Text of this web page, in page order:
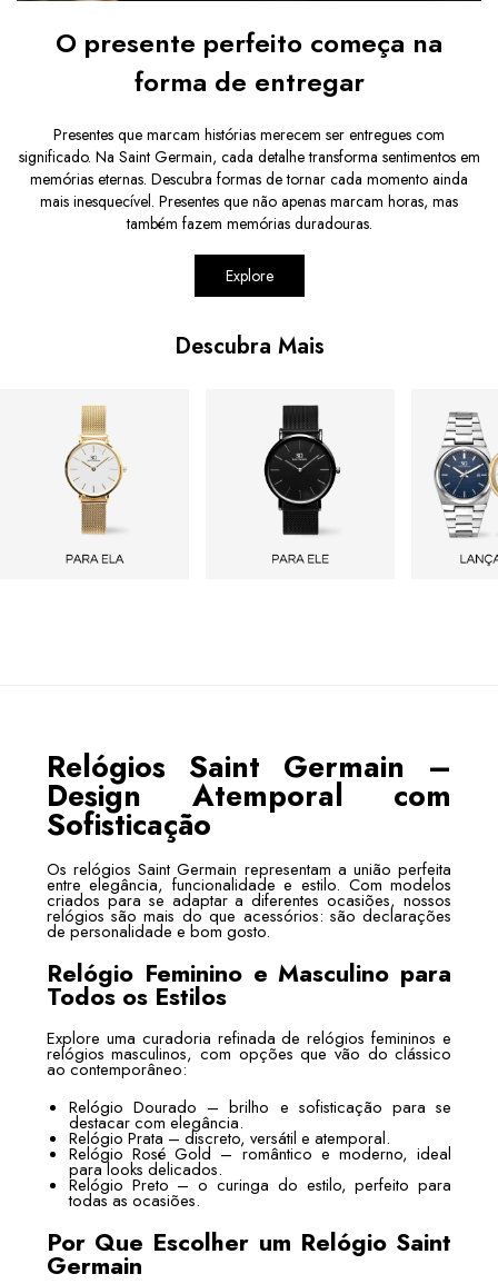
O presente perfeito começa na
forma de entregar
Presentes que marcam histórias merecem ser entregues com
significado. Na Saint Germain, cada detalhe transforma sentimentos em
memórias eternas. Descubra formas de tornar cada momento ainda
mais inesquecível. Presentes que não apenas marcam horas, mas
também fazem memórias duradouras.
Explore
Descubra Mais
Relógios Saint Germain –
Design Atemporal com
Sofisticação
Os relógios Saint Germain representam a união perfeita
entre elegância, funcionalidade e estilo. Com modelos
criados para se adaptar a diferentes ocasiões, nossos
relógios são mais do que acessórios: são declarações
de personalidade e bom gosto.
Relógio Feminino e Masculino para
Todos os Estilos
Explore uma curadoria refinada de relógios femininos e
relógios masculinos, com opções que vão do clássico
ao contemporâneo:
Relógio Dourado – brilho e sofisticação para se
destacar com elegância.
Relógio Prata – discreto, versátil e atemporal.
Relógio Rosé Gold – romântico e moderno, ideal
para looks delicados.
Relógio Preto – o curinga do estilo, perfeito para
todas as ocasiões.
Por Que Escolher um Relógio Saint
Germain